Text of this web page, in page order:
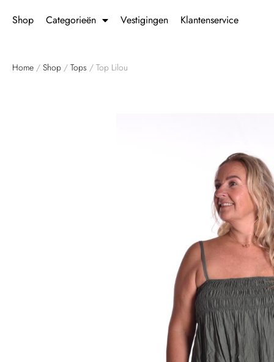
Shop Categorieën Vestigingen Klantenservice
Home / Shop / Tops / Top Lilou